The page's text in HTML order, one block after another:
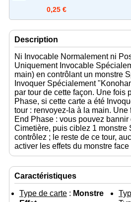
0,25 €
Description
Ni Invocable Normalement ni
Uniquement Invocable
main) en contrôlant un monstre
Invoquer Spécialement
par tour de cette façon. Une fois
Phase, si cette carte a été
tour : renvoyez-la à la main. Une
End Phase : vous pouvez
Cimetière, puis ciblez 1 monstre
contrôlez ; le reste de ce tour,
activer les effets du monstre
Caractéristiques
Type de carte : Monstre